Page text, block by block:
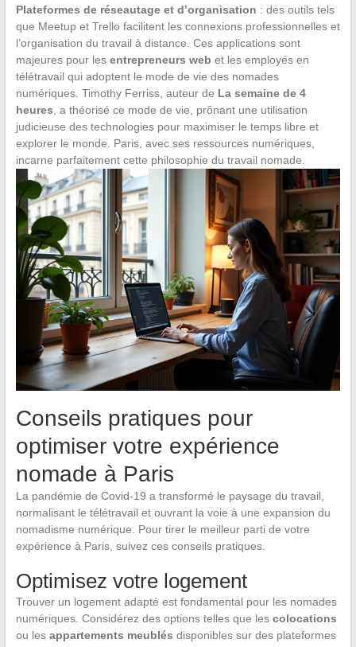
Plateformes de réseautage et d’organisation : des outils tels
que Meetup et Trello facilitent les connexions professionnelles et
l’organisation du travail à distance. Ces applications sont
majeures pour les entrepreneurs web et les employés en
télétravail qui adoptent le mode de vie des nomades
numériques. Timothy Ferriss, auteur de La semaine de 4
heures , a théorisé ce mode de vie, prônant une utilisation
judicieuse des technologies pour maximiser le temps libre et
explorer le monde. Paris, avec ses ressources numériques,
incarne parfaitement cette philosophie du travail nomade.
Conseils pratiques pour
optimiser votre expérience
nomade à Paris
La pandémie de Covid-19 a transformé le paysage du travail,
normalisant le télétravail et ouvrant la voie à une expansion du
nomadisme numérique. Pour tirer le meilleur parti de votre
expérience à Paris, suivez ces conseils pratiques.
Optimisez votre logement
Trouver un logement adapté est fondamental pour les nomades
numériques. Considérez des options telles que les colocations
ou les appartements meublés disponibles sur des plateformes